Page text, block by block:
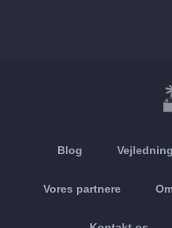
Blog
Vores partnere